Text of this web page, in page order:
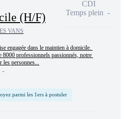
(H/F)
VANS
engagée dans le maintien à domicile.
8000 professionnels passionnés, notre
personnes...
parmi les 1ers à postuler
CDI
Temps plein